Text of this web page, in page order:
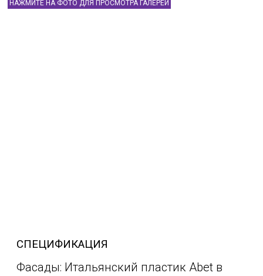
НАЖМИТЕ НА ФОТО ДЛЯ ПРОСМОТРА ГАЛЕРЕИ
СПЕЦИФИКАЦИЯ
Фасады: Итальянский пластик Abet в